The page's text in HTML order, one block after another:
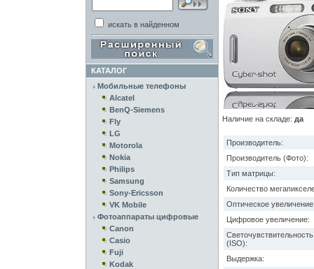
искать в найденном
КАТАЛОГ
Мобильные телефоны
Alcatel
BenQ-Siemens
Fly
LG
Motorola
Nokia
Philips
Samsung
Sony-Ericsson
VK Mobile
Фотоаппараты цифровые
Canon
Casio
Fuji
Kodak
Наличие на складе: да
Производитель:
Производитель (Фото):
Тип матрицы:
Количество
Оптическое
Цифровое увеличение:
Светочувствительность
(ISO):
Выдержка: